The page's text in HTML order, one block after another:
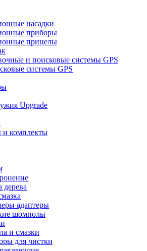
насадки
приборы
прицелы
и поисковые системы GPS
системы GPS
Upgrade
комплекты
дерева
адаптеры
шомполы
и смазки
для чистки